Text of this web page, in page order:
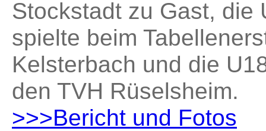
Stockstadt zu Gast, die
spielte beim
Kelsterbach und die
den TVH Rüselsheim.
>>>Bericht und Fotos